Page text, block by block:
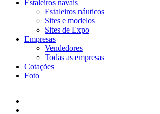
Estaleiros navais
Estaleiros náuticos
Sites e modelos
Sites de Expo
Empresas
Vendedores
Todas as empresas
Cotações
Foto